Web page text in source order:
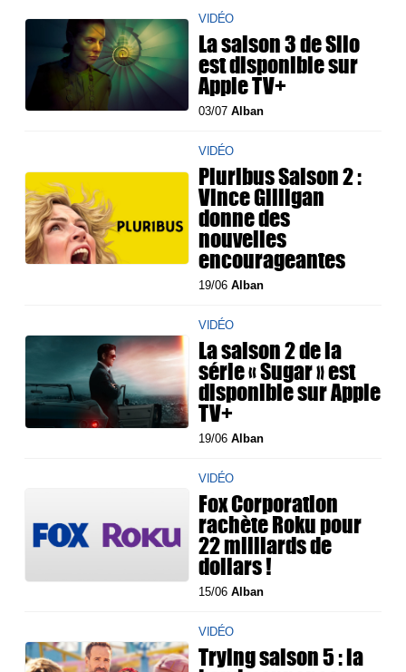
VIDÉO
La saison 3 de Silo
est disponible sur
Apple TV+
03/07Alban
VIDÉO
Pluribus Saison 2 :
Vince Gilligan
donne des
nouvelles
encourageantes
19/06Alban
VIDÉO
La saison 2 de la
série « Sugar » est
disponible sur Apple
TV+
19/06Alban
VIDÉO
Fox Corporation
rachète Roku pour
22 milliards de
dollars !
15/06Alban
VIDÉO
Trying saison 5 : la